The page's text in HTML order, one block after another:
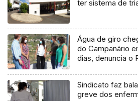
ter sistema de
Água de giro
do Campanário
dias, denuncia o
Sindicato faz
greve dos